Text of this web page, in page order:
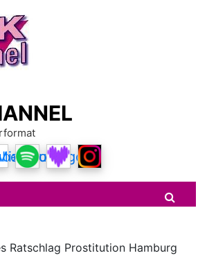
Ratschlag Prostitution Hamburg